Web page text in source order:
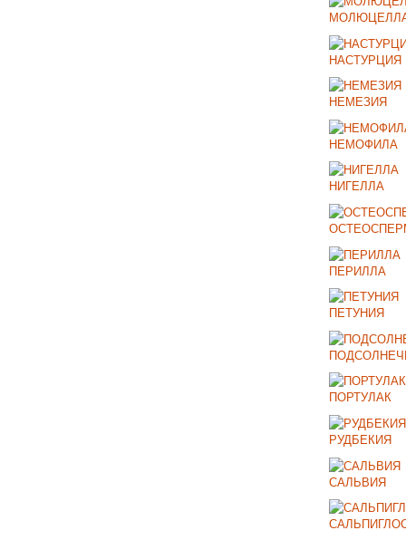
НАСТУРЦИЯ
НЕМЕЗИЯ
НЕМОФИЛА
НИГЕЛЛА
ПЕРИЛЛА
ПЕТУНИЯ
ПОРТУЛАК
РУДБЕКИЯ
САЛЬВИЯ